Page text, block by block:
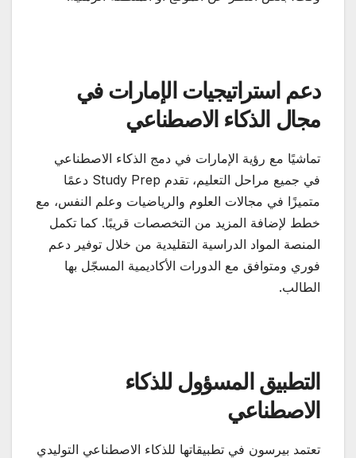
دعم استراتيجيات الإمارات في
مجال الذكاء الاصطناعي
تماشيًا مع رؤية الإمارات في دمج الذكاء الاصطناعي
في جميع مراحل التعليم، تقدم Study Prep دعمًا
متميزًا في مجالات العلوم والرياضيات وعلم النفس، مع
خطط لإضافة المزيد من التخصصات قريبًا. كما تكمل
المنصة المواد الدراسية التقليدية من خلال توفير دعم
فوري ومتوافق مع الدورات الأكاديمية المسجّل بها
الطالب.
التطبيق المسؤول للذكاء
الاصطناعي
تعتمد بيرسون في تطبيقاتها للذكاء الاصطناعي التوليدي